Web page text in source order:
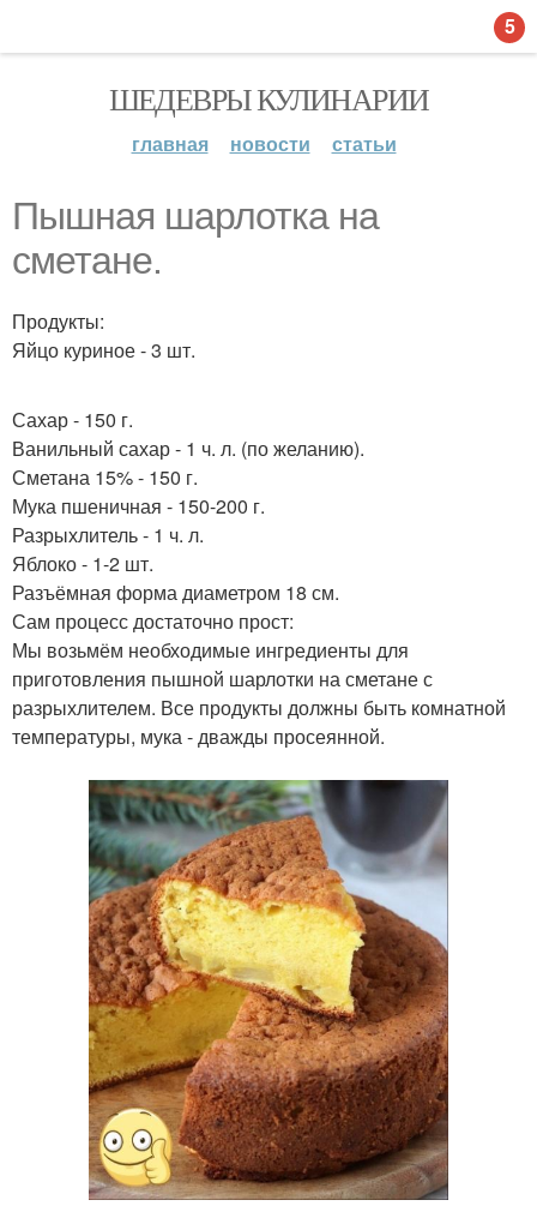
ШЕДЕВРЫ КУЛИНАРИИ
главная новости статьи
Пышная шарлотка на
сметане.
Продукты:
Яйцо куриное - 3 шт.
Сахар - 150 г.
Ванильный сахар - 1 ч. л. (по желанию).
Сметана 15% - 150 г.
Мука пшеничная - 150-200 г.
Разрыхлитель - 1 ч. л.
Яблоко - 1-2 шт.
Разъёмная форма диаметром 18 см.
Сам процесс достаточно прост:
Мы возьмём необходимые ингредиенты для
приготовления пышной шарлотки на сметане с
разрыхлителем. Все продукты должны быть комнатной
температуры, мука - дважды просеянной.
5